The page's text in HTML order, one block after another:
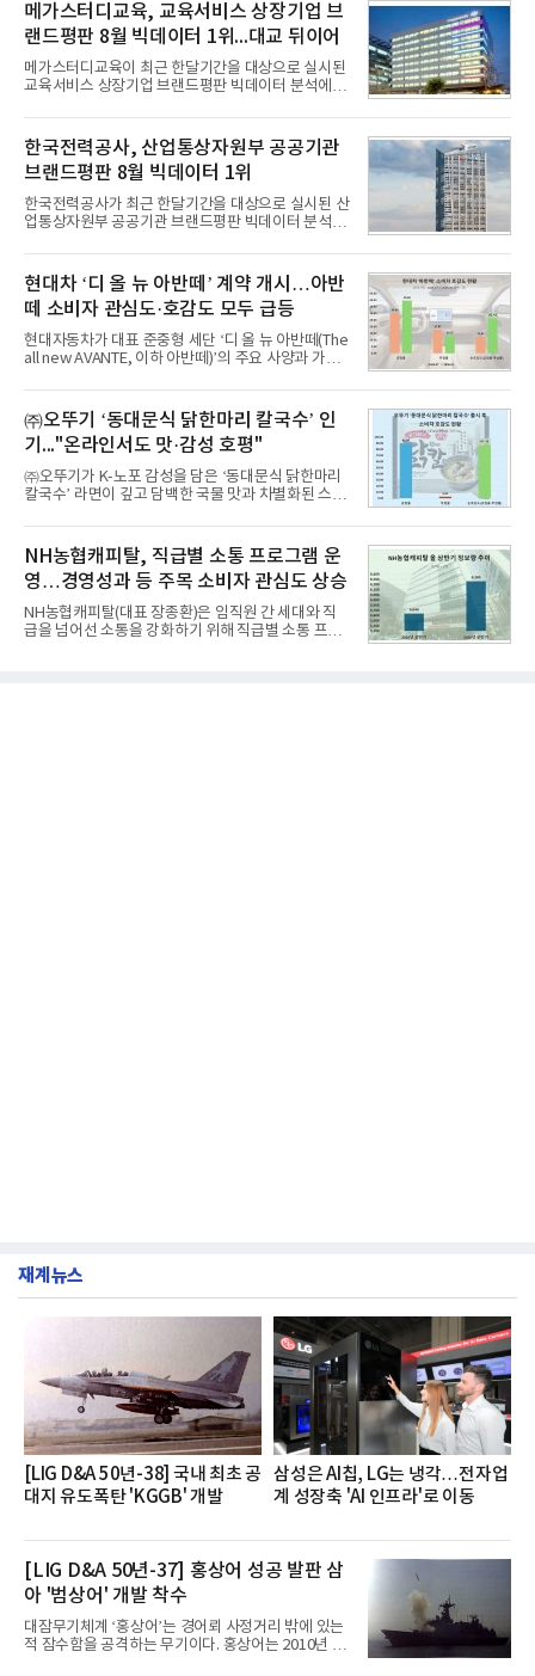
다. 2차 품질확인 사격 시험에서도 만족스러운 결과를
얻지 못했다. 완벽한 신뢰성 확보를 위해 LIG넥스원은
국방과학연구소(ADD) 테스크포스(TF)와 합심해 본
격적인 개선 작업에 착수했다.홍상어 유도탄의 모든
분야를
메가스터디교육, 교육서비스 상장기업 브
랜드평판 8월 빅데이터 1위...대교 뒤이어
메가스터디교육이 최근 한달기간을 대상으로 실시된
교육서비스 상장기업 브랜드평판 빅데이터 분석에서
일 한국기업평판연구소(소장 구창환)는 국내 교육서
비스 상장기업 브랜드를 대상으로 지난 7월 7일부터
8월 7일까지 수집된 소비자 빅데이터 10,074,233건
을 분석한 결과, 메가스터디교육이 브랜드평판지수
1,710,926을 기록하며 8월 1위에 올랐다고 밝혔다.
분석에 활용된 빅데이터는 지난 7월(9,491,206건) 대
비 6.14% 증가한 수치로, 교육서비스 상장기업 브랜
디교육, 대교, 디지
한국전력공사, 산업통상자원부 공공기관
브랜드평판 8월 빅데이터 1위
한국전력공사가 최근 한달기간을 대상으로 실시된 산
업통상자원부 공공기관 브랜드평판 빅데이터 분석에
이 순으로 뒤를 이었다.7일 한국기업평판연구소(소장
구창환)는 산업통상자원부 공공기관 41개 브랜드를
대상으로 지난 7월 7일부터 8월 7일까지 수집된 소비
자 빅데이터 91,102,549건을 분석한 결과, 한국전력
공사가 브랜드평판지수 10,670,633을 기록하며 8월
1위에 올랐다고 밝혔다. 분석에 활용된 빅데이터는 지
난 7월(88,893,823건) 대비 2.48% 증가한 수치다.연
수력원자력, 한국석
현대차 ‘디 올 뉴 아반떼’ 계약 개시…아반
떼 소비자 관심도·호감도 모두 급등
현대자동차가 대표 준중형 세단 ‘디 올 뉴 아반떼(The
all new AVANTE, 이하 아반떼)’의 주요 사양과 가격
떼는 6년 만에 선보이는 8세대 완전변경 모델로, ▲정
교한 선과 면을 중심으로 완성한 파격적인 디자인 ▲
과거 중형 세단 수준으로 확대된 차체 제원 ▲글로벌
최고 수준의 안전성 ▲성능과 효율을 동시에 높인 주
행 완성도 ▲첨단 편의 및 디지털 사양 적용 등을 통해
글로벌 준중형 세단의 새로운 기준을 세웠다.아반떼
는 가솔린 2.0과 1.6 하이브리드 두 가지 파워트레인
넘
㈜오뚜기 ‘동대문식 닭한마리 칼국수’ 인
기..."온라인서도 맛·감성 호평"
㈜오뚜기가 K-노포 감성을 담은 ‘동대문식 닭한마리
칼국수’ 라면이 깊고 담백한 국물 맛과 차별화된 스토
혔다.‘동대문식 닭한마리 칼국수’는 예상을 뛰어넘는
소비자 호응에 힘입어 지난 7월 13일 첫 선을 보인 지
단 18일 만에 누적 판매량 50만 개를 돌파하는 성과를
거두었다.이번 신제품은 개발진이 전국의 닭한마리
전문점을 직접 찾아 다니며 최적의 육수 비율을 완성
했다. 자극적이지 않으면서도 깊은 닭육수에 마늘의
개운한 풍미를 더했으며, 국물이 잘 배어들면서도 쫄
NH농협캐피탈, 직급별 소통 프로그램 운
영…경영성과 등 주목 소비자 관심도 상승
NH농협캐피탈(대표 장종환)은 임직원 간 세대와 직
급을 넘어선 소통을 강화하기 위해 직급별 소통 프로
재계뉴스
[LIG D&A 50년-38] 국내 최초 공
대지 유도폭탄 'KGGB' 개발
삼성은 AI칩, LG는 냉각…전자업
계 성장축 'AI 인프라'로 이동
[LIG D&A 50년-37] 홍상어 성공 발판 삼
아 '범상어' 개발 착수
대잠무기체계 ‘홍상어’는 경어뢰 사정거리 밖에 있는
적 잠수함을 공격하는 무기이다. 홍상어는 2010년 넥